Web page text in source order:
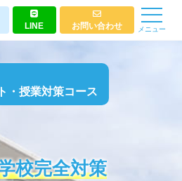
LINE お問い合わせ メニュー
・授業対策コース
校完全対策